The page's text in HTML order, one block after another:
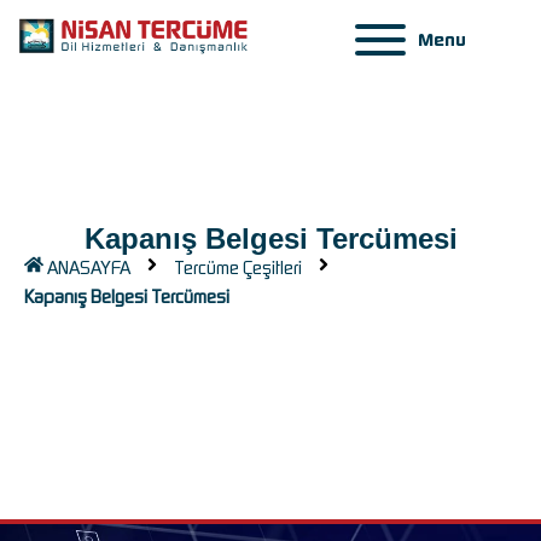
Menu
Kapanış Belgesi Tercümesi
ANASAYFA
Tercüme Çeşitleri
Kapanış Belgesi Tercümesi